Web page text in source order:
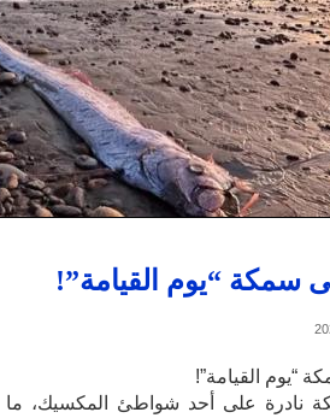
سمكة “يوم القيامة”!
“يوم القيامة”!
نادرة على أحد شواطئ المكسيك،